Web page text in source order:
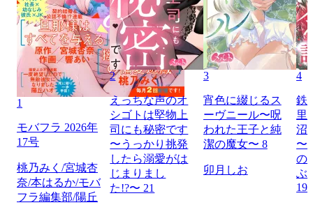
1
モバフラ 2026年
17号
桃乃みく/宮城杏
奈/本はるか/モバ
フラ編集部/陽丘
2
えっちな声のオ
シゴトは堅物上
司にも秘密です
〜うっかり挑発
したら溺愛がは
じまりまし
た!?〜 21
3
宵色に綴じるス
ーヴニール〜呪
われた王子と純
潔の魔女〜 8
卯月しお
4
鉄
里
沼
〜
の
ぶ
19